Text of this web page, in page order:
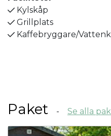
Kylskåp
Grillplats
Kaffebryggare/
Paket Se alla